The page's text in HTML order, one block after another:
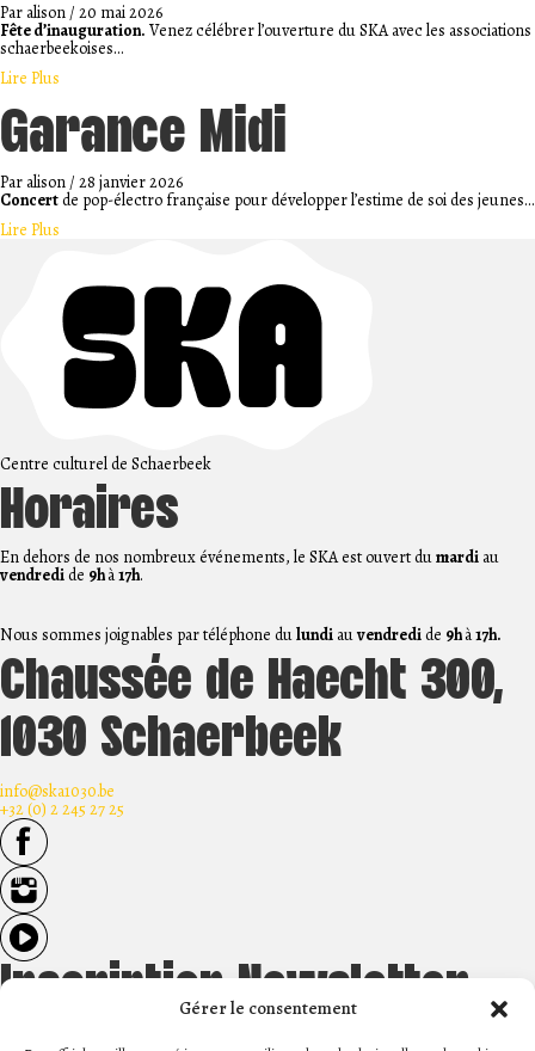
Gérer le consentement
Par alison/ 20 mai 2026
Fête d’inauguration. Venez célébrer l’ouverture du SKA avec les associations
schaerbeekoises…
Lire Plus
Garance Midi
Par alison/ 28 janvier 2026
Concertde pop-électro française pour développer l’estime de soi des jeunes…
Lire Plus
Centre culturel de Schaerbeek
Horaires
En dehors de nos nombreux événements, le SKA est ouvert dumardi au
vendredide 9hà17h.
Nous sommes joignables par téléphone dulundi auvendredide 9hà17h.
Chaussée de Haecht 300,
1030 Schaerbeek
info@ska1030.be
+32 (0) 2 245 27 25
Inscription Newsletter